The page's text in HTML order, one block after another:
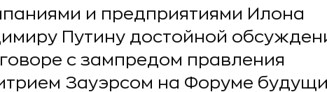
и предприятиями Илона
Путину достойной
с зампредом правления
Зауэрсом на Форуме